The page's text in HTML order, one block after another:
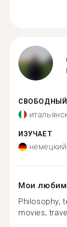
СВОБОДНЫЙ
ИЗУЧАЕТ
немецкий
Мои
Philosophy,
movies,